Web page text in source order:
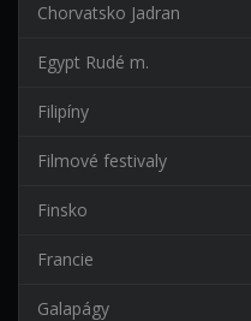
Chorvatsko Jadran
Egypt Rudé m.
Filipíny
Filmové festivaly
Finsko
Francie
Galapágy